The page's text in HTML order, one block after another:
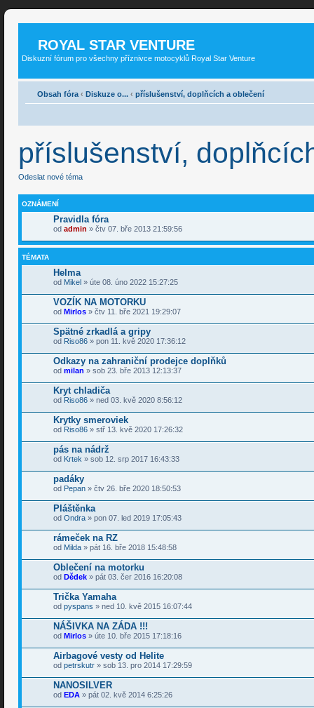
ROYAL STAR VENTURE
Diskuzní fórum pro všechny příznivce motocyklů Royal Star Venture
Obsah fóra ‹ Diskuze o... ‹ příslušenství, doplňcích a oblečení
příslušenství,
Odeslat nové téma
OZNÁMENÍ
Pravidla fóra
od admin » čtv 07. bře 2013 21:59:56
TÉMATA
Helma
od Mikel » úte 08. úno 2022 15:27:25
VOZÍK NA MOTORKU
od Mirlos » čtv 11. bře 2021 19:29:07
Spätné zrkadlá a gripy
od Riso86 » pon 11. kvě 2020 17:36:12
Odkazy na zahraniční prodejce doplňků
od milan » sob 23. bře 2013 12:13:37
Kryt chladiča
od Riso86 » ned 03. kvě 2020 8:56:12
Krytky smeroviek
od Riso86 » stř 13. kvě 2020 17:26:32
pás na nádrž
od Krtek » sob 12. srp 2017 16:43:33
padáky
od Pepan » čtv 26. bře 2020 18:50:53
Pláštěnka
od Ondra » pon 07. led 2019 17:05:43
rámeček na RZ
od Milda » pát 16. bře 2018 15:48:58
Oblečení na motorku
od Dědek » pát 03. čer 2016 16:20:08
Trička Yamaha
od pyspans » ned 10. kvě 2015 16:07:44
NÁŠIVKA NA ZÁDA !!!
od Mirlos » úte 10. bře 2015 17:18:16
Airbagové vesty od Helite
od petrskutr » sob 13. pro 2014 17:29:59
NANOSILVER
od EDA » pát 02. kvě 2014 6:25:26